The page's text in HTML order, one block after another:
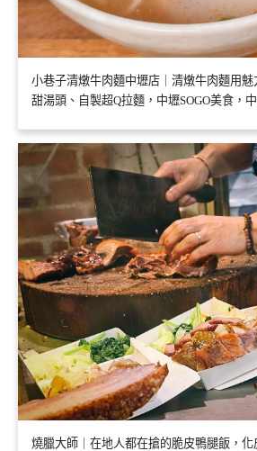
小巷子清燉牛肉麵中壢店｜清燉牛肉麵用
甜湯頭、自製超Q拉麵，中壢SOGO美食，
燒臘大師｜在地人都在搶的脆皮鴨腿飯，